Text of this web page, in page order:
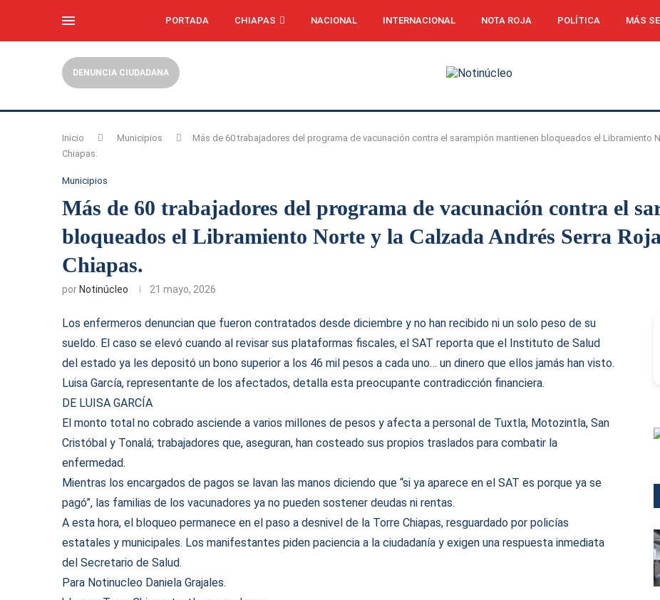
PORTADA CHIAPAS NACIONAL INTERNACIONAL NOTA ROJA POLÍTICA MÁS
DENUNCIA CIUDADANA
Inicio Municipios
Más de 60 trabajadores del programa de vacunación contra el sarampión mantienen bloqueados el Libramiento
Chiapas.
Municipios
Más de 60 trabajadores del programa de vacunación contra el
bloqueados el Libramiento Norte y la Calzada Andrés Serra
Chiapas.
por Notinúcleo 21 mayo, 2026
Los enfermeros denuncian que fueron contratados desde diciembre y no han recibido ni un solo peso de su
sueldo. El caso se elevó cuando al revisar sus plataformas fiscales, el SAT reporta que el Instituto de Salud
del estado ya les depositó un bono superior a los 46 mil pesos a cada uno… un dinero que ellos jamás han visto.
Luisa García, representante de los afectados, detalla esta preocupante contradicción financiera.
DE LUISA GARCÍA
El monto total no cobrado asciende a varios millones de pesos y afecta a personal de Tuxtla, Motozintla, San
Cristóbal y Tonalá; trabajadores que, aseguran, han costeado sus propios traslados para combatir la
enfermedad.
Mientras los encargados de pagos se lavan las manos diciendo que “si ya aparece en el SAT es porque ya se
pagó”, las familias de los vacunadores ya no pueden sostener deudas ni rentas.
A esta hora, el bloqueo permanece en el paso a desnivel de la Torre Chiapas, resguardado por policías
estatales y municipales. Los manifestantes piden paciencia a la ciudadanía y exigen una respuesta inmediata
del Secretario de Salud.
Para Notinucleo Daniela Grajales.